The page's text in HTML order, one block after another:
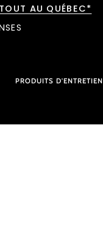
AU QUÉBEC*
PRODUITS D'ENTRETIEN